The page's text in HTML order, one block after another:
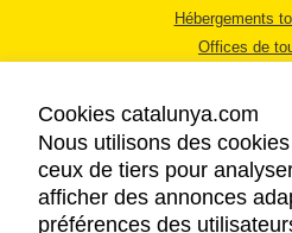
Hébergements
Offices de
MENTIONS
Cookies catalunya.com
Nous utilisons des
ceux de tiers pour
afficher des annonces
préférences des